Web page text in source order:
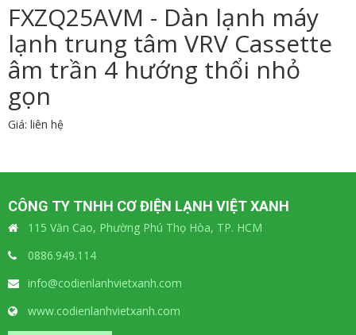
FXZQ25AVM - Dàn lạnh máy
lạnh trung tâm VRV Cassette
âm trần 4 hướng thổi nhỏ
gọn
Giá: liên hệ
CÔNG TY TNHH CƠ ĐIỆN LẠNH VIỆT XANH
115 Văn Cao, Phường Phú Thọ Hòa, TP. HCM
0886.949.114
info@codienlanhvietxanh.com
www.codienlanhvietxanh.com